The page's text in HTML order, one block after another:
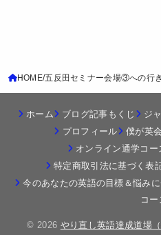
HOME 五反田セミナー会場③への行
ホーム ブログ記事もくじ
ジ
プロフィール
僕が英
オンライン通学コー
特定商取引法に基づく表
今のあなたの英語の目標＆悩み
コー
© 2026 やり直し英語達成道場